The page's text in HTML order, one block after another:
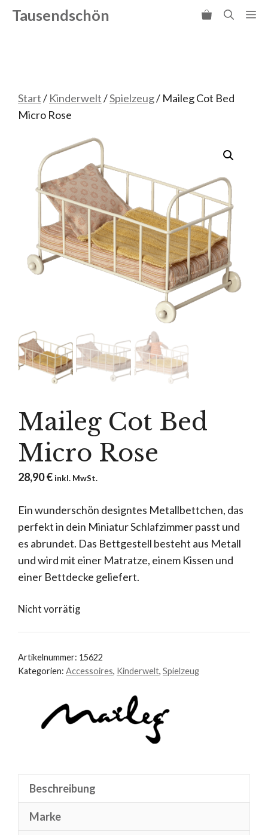
Zum
Inhalt
Tausendschön
Start/ Kinderwelt/Spielzeug/ Maileg Cot Bed
Micro Rose
Maileg Cot Bed
Micro Rose
28,90€ inkl. MwSt.
Ein wunderschön designtes Metallbettchen, das
perfekt in dein Miniatur Schlafzimmer passt und
es abrundet. Das Bettgestell besteht aus Metall
und wird mit einer Matratze, einem Kissen und
einer Bettdecke geliefert.
Nicht vorrätig
Artikelnummer: 15622
Kategorien: Accessoires, Kinderwelt, Spielzeug
Beschreibung
Marke